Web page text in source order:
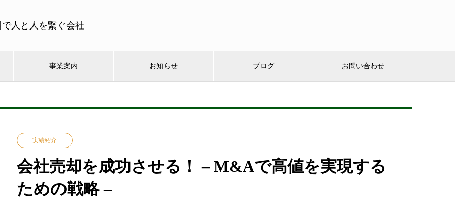
人と人を繋ぐ会社
事業案内 お知らせ ブログ お問い合わせ
実績紹介
会社売却を成功させる！ – M&Aで高値を実現する
ための戦略 –